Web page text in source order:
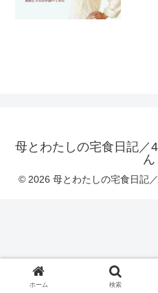
母とわたしの宅食日記／
ん
© 2026 母とわたしの宅食日記
ホーム 検索